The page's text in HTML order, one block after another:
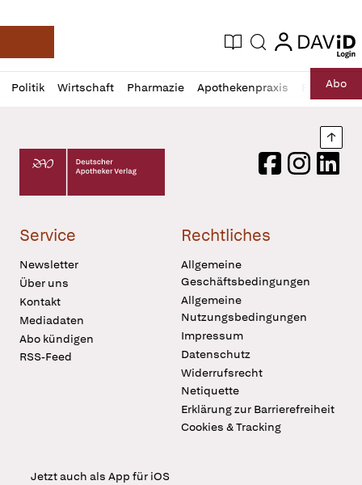
Deutsche Apotheker Zeitung
Aktuelle Ausgabe
Suche login
login
Politik Wirtschaft Pharmazie Apothekenpraxis RechtAbo
Profil
öffnen
Daz
Pur
Deutscher Apotheker Verlag Logo
FacebookInstagram
Service
Newsletter
Über uns
Kontakt
Mediadaten
Abo kündigen
RSS-Feed
Rechtliches
Allgemeine
Geschäftsbedingungen
Allgemeine
Nutzungsbedingungen
Impressum
Datenschutz
Widerrufsrecht
Netiquette
Erklärung zur Barrierefreiheit
Cookies & Tracking
Jetzt auch als App für iOS